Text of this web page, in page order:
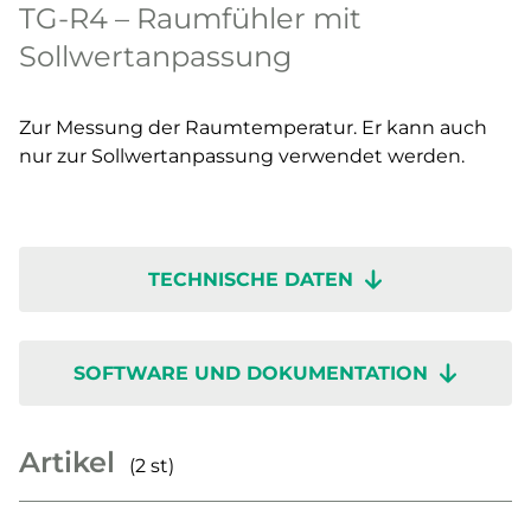
TG-R4 – Raumfühler mit
Sollwertanpassung
Zur Messung der Raumtemperatur. Er kann auch
nur zur Sollwertanpassung verwendet werden.
TECHNISCHE DATEN
SOFTWARE UND DOKUMENTATION
Artikel (2 st)